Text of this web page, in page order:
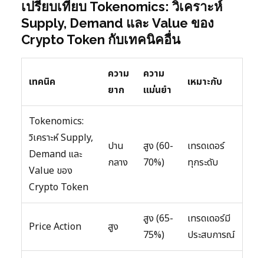
เปรียบเทียบ Tokenomics: วิเคราะห์
Supply, Demand และ Value ของ
Crypto Token กับเทคนิคอื่น
เทคนิค
ความ
ยาก
ความ
แม่นยำ
เหมาะกับ
Tokenomics:
วิเคราะห์ Supply,
Demand และ
Value ของ
Crypto Token
ปาน
กลาง
สูง (60-
70%)
เทรดเดอร์
ทุกระดับ
Price Action สูง
สูง (65-
75%)
เทรดเดอร์มี
ประสบการณ์